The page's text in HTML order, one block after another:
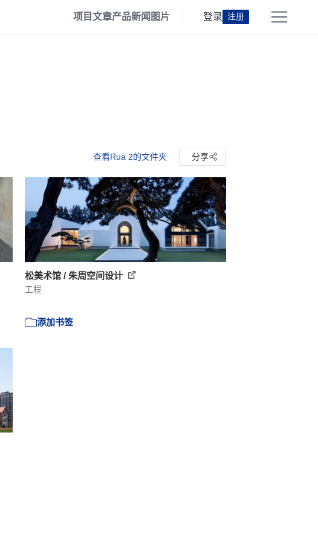
项目文章产品新闻 图片 登录 注册
查看Rua 2的文件夹 分享
松美术馆 / 朱周空间设计
工程
添加书签